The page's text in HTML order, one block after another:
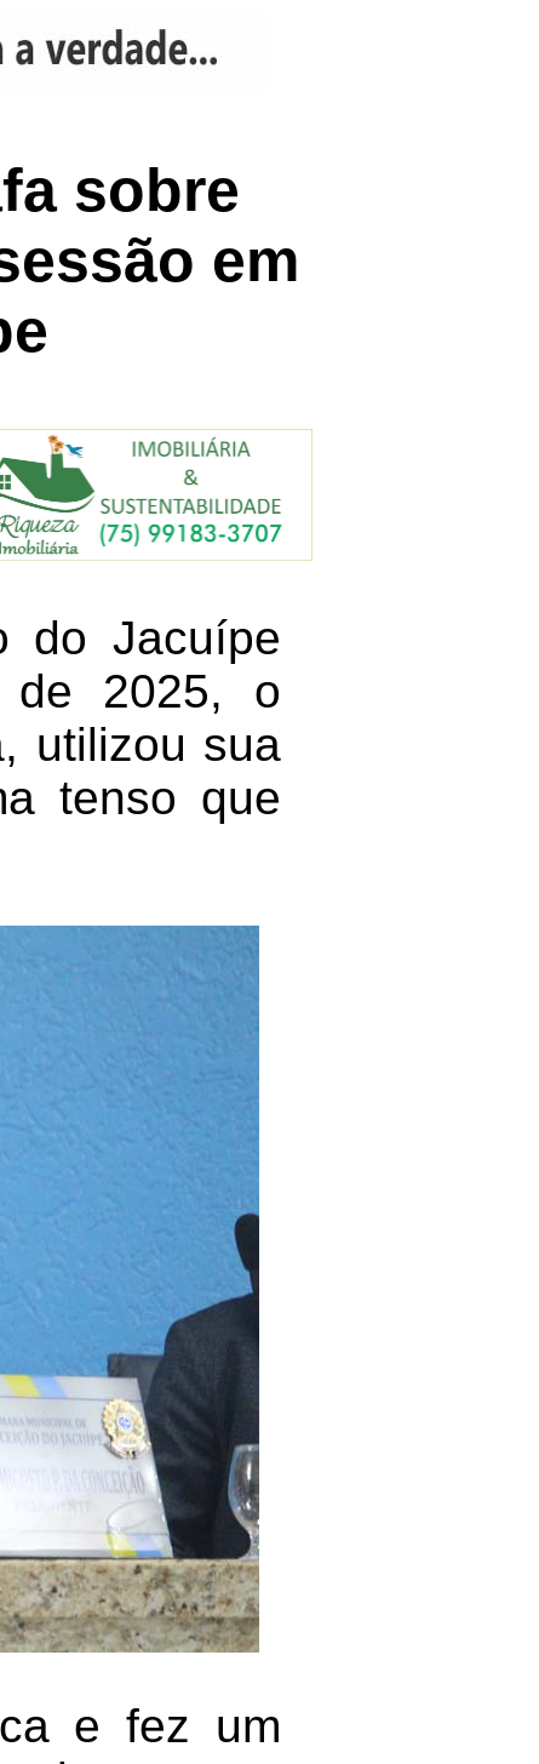
sobre
em
do Jacuípe
de 2025, o
utilizou sua
tenso que
e fez um